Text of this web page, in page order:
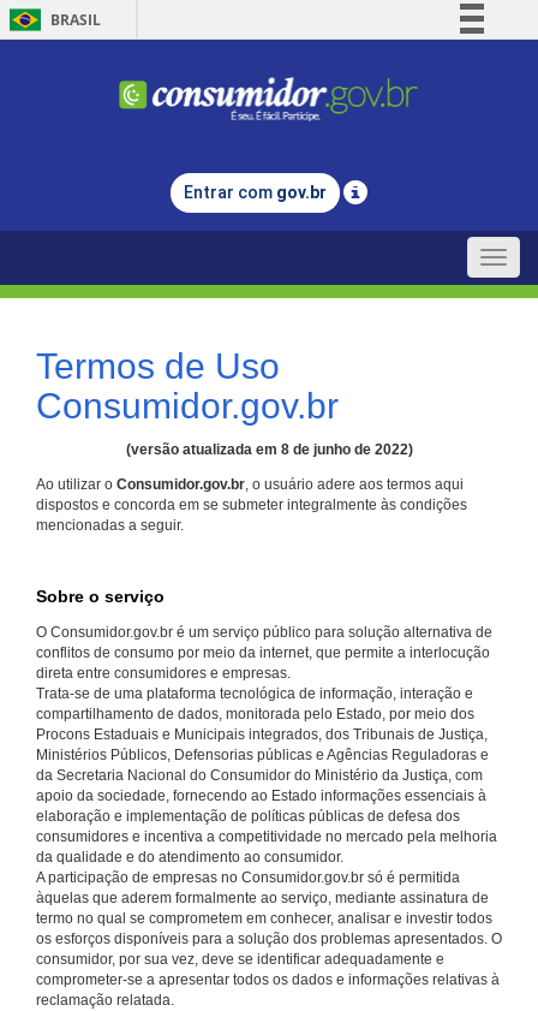
BRASIL
Comunica BR
Legislação
Entrar com gov.br
Toggle
Termos de Uso
Consumidor.gov.br
(versão atualizada em 8 de junho de 2022)
Ao utilizar o Consumidor.gov.br, o usuário adere aos termos aqui
dispostos e concorda em se submeter integralmente às condições
mencionadas a seguir.
Sobre o serviço
O Consumidor.gov.br é um serviço público para solução alternativa de
conflitos de consumo por meio da internet, que permite a interlocução
direta entre consumidores e empresas.
Trata-se de uma plataforma tecnológica de informação, interação e
compartilhamento de dados, monitorada pelo Estado, por meio dos
Procons Estaduais e Municipais integrados, dos Tribunais de Justiça,
Ministérios Públicos, Defensorias públicas e Agências Reguladoras e
da Secretaria Nacional do Consumidor do Ministério da Justiça, com
apoio da sociedade, fornecendo ao Estado informações essenciais à
elaboração e implementação de políticas públicas de defesa dos
consumidores e incentiva a competitividade no mercado pela melhoria
da qualidade e do atendimento ao consumidor.
A participação de empresas no Consumidor.gov.br só é permitida
àquelas que aderem formalmente ao serviço, mediante assinatura de
termo no qual se comprometem em conhecer, analisar e investir todos
os esforços disponíveis para a solução dos problemas apresentados. O
consumidor, por sua vez, deve se identificar adequadamente e
comprometer-se a apresentar todos os dados e informações relativas à
reclamação relatada.